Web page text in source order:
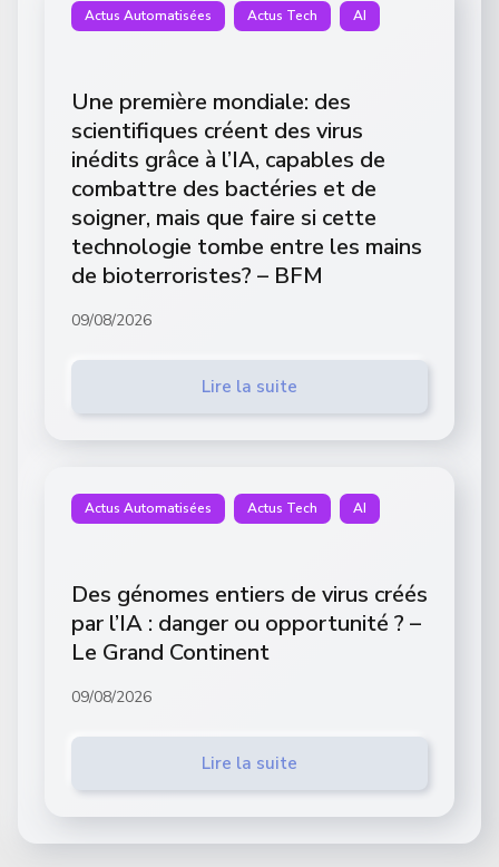
Actus Automatisées Actus Tech AI
Une première mondiale: des
scientifiques créent des virus
inédits grâce à l’IA, capables de
combattre des bactéries et de
soigner, mais que faire si cette
technologie tombe entre les mains
de bioterroristes? – BFM
09/08/2026
Lire la suite
Actus Automatisées Actus Tech AI
Des génomes entiers de virus créés
par l’IA : danger ou opportunité ? –
Le Grand Continent
09/08/2026
Lire la suite